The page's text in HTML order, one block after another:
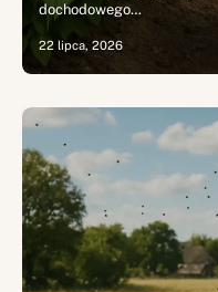
dochodowego…
22 lipca, 2026